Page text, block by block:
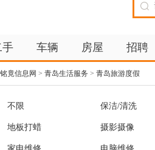
手 车辆 房屋 招聘
竟信息网 > 青岛生活服务 > 青岛旅游度假
不限 保洁/清洗
地板打蜡 摄影摄像